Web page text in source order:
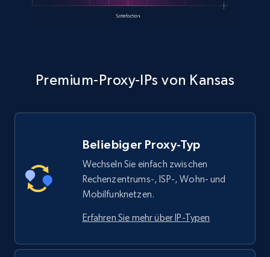
Premium-Proxy-IPs von Kansas
Beliebiger Proxy-Typ
Wechseln Sie einfach zwischen
Rechenzentrums-, ISP-, Wohn- und
Mobilfunknetzen.
Erfahren Sie mehr über IP-Typen